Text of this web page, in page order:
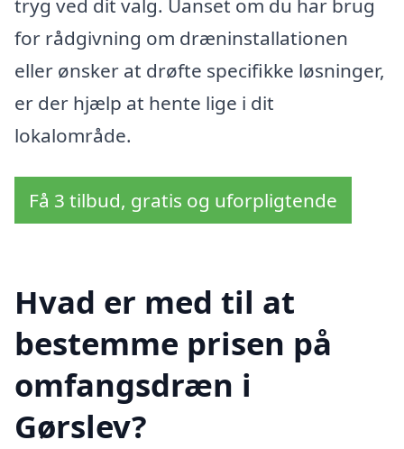
tryg ved dit valg. Uanset om du har brug
for rådgivning om dræninstallationen
eller ønsker at drøfte specifikke løsninger,
er der hjælp at hente lige i dit
lokalområde.
Få 3 tilbud, gratis og uforpligtende
Hvad er med til at
bestemme prisen på
omfangsdræn i
Gørslev?